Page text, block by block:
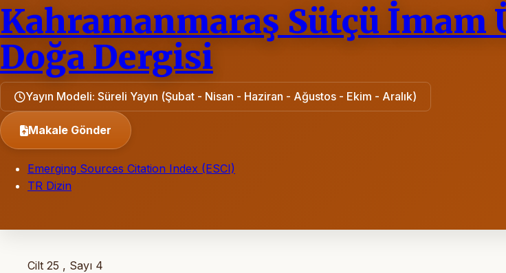
Kahramanmaraş Sütçü İmam
Doğa Dergisi
Yayın Modeli: Süreli Yayın (Şubat - Nisan - Haziran - Ağustos - Ekim - Aralık)
Makale Gönder
Emerging Sources Citation Index (ESCI)
TR Dizin
Cilt 25 , Sayı 4